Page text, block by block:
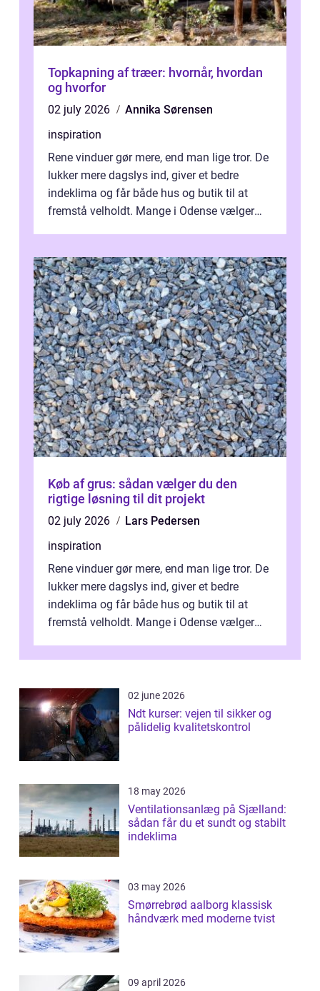
Topkapning af træer: hvornår, hvordan
og hvorfor
02 july 2026
Annika Sørensen
inspiration
Rene vinduer gør mere, end man lige tror. De
lukker mere dagslys ind, giver et bedre
indeklima og får både hus og butik til at
fremstå velholdt. Mange i Odense vælger
Køb af grus: sådan vælger du den
rigtige løsning til dit projekt
02 july 2026
Lars Pedersen
inspiration
Rene vinduer gør mere, end man lige tror. De
lukker mere dagslys ind, giver et bedre
indeklima og får både hus og butik til at
fremstå velholdt. Mange i Odense vælger
02 june 2026
Ndt kurser: vejen til sikker og
pålidelig kvalitetskontrol
18 may 2026
Ventilationsanlæg på Sjælland:
sådan får du et sundt og stabilt
indeklima
03 may 2026
Smørrebrød aalborg klassisk
håndværk med moderne tvist
09 april 2026